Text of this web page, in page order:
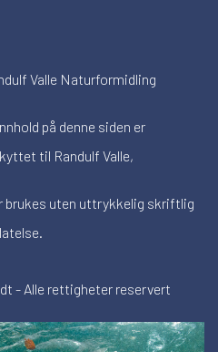
Valle Naturformidling
på denne siden er
til Randulf Valle,
brukes uten uttrykkelig skriftlig
- Alle rettigheter reservert